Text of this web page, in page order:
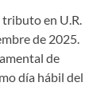
tributo en U.R.
de 2025.
de
día hábil del